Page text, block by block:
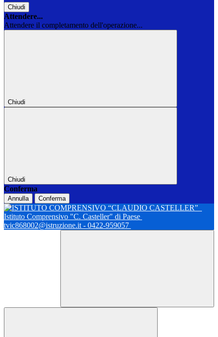
Chiudi
Attendere...
Attendere il completamento dell'operazione...
Chiudi
Chiudi
Conferma
Annulla Conferma
Istituto Comprensivo "C. Casteller" di Paese
tvic868002@istruzione.it - 0422-959057